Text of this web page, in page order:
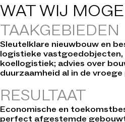
WAT WIJ
TAAKGEBIEDEN
Sleutelklare nieuwbouw en
logistieke vastgoedobjecten,
koellogistiek; advies over
duurzaamheid al in de
RESULTAAT
Economische en
perfect afgestemde